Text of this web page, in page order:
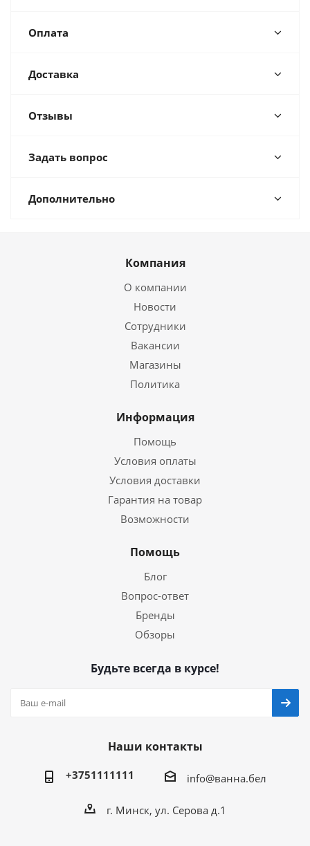
Оплата
Доставка
Отзывы
Задать вопрос
Дополнительно
Компания
О компании
Новости
Сотрудники
Вакансии
Магазины
Политика
Информация
Помощь
Условия оплаты
Условия доставки
Гарантия на товар
Возможности
Помощь
Блог
Вопрос-ответ
Бренды
Обзоры
Будьте всегда в курсе!
Наши контакты
+3751111111 info@ванна.бел
г. Минск, ул. Серова д.1